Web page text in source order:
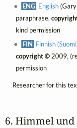
ENG English
paraphrase,
kind permission
FIN Finnish
copyright ©2009,
permission
Researcher for this
6. Himmel und